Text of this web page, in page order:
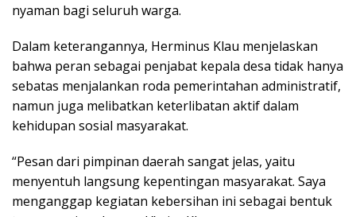
nyaman bagi seluruh warga.
Dalam keterangannya, Herminus Klau menjelaskan
bahwa peran sebagai penjabat kepala desa tidak hanya
sebatas menjalankan roda pemerintahan administratif,
namun juga melibatkan keterlibatan aktif dalam
kehidupan sosial masyarakat.
“Pesan dari pimpinan daerah sangat jelas, yaitu
menyentuh langsung kepentingan masyarakat. Saya
menganggap kegiatan kebersihan ini sebagai bentuk